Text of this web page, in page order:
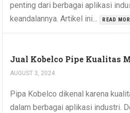
penting dari berbagai aplikasi
keandalannya. Artikel ini...
READ
Jual Kobelco Pipe Kualitas
AUGUST 3, 2024
Pipa Kobelco dikenal karena
dalam berbagai aplikasi industri.